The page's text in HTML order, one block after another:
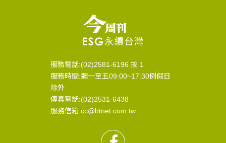
服務電話:(02)2581-6196 按 1
服務時間:週一至五09:00~17:30例假日
除外
傳真電話:(02)2531-6438
服務信箱:cc@btnet.com.tw